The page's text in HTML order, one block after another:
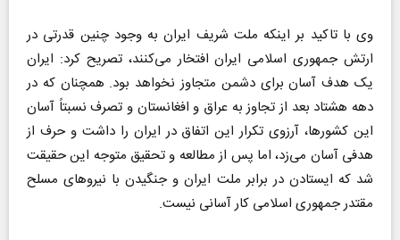
وی با تاکید بر اینکه ملت شریف ایران به وجود چنین قدرتی در
ارتش جمهوری اسلامی ایران افتخار می‌کنند، تصریح کرد: ایران
یک هدف آسان برای دشمن متجاوز نخواهد بود. همچنان که در
دهه هشتاد بعد از تجاوز به عراق و افغانستان و تصرف نسبتاً آسان
این کشورها، آرزوی تکرار این اتفاق در ایران را داشت و حرف از
هدفی آسان می‌زد، اما پس از مطالعه و تحقیق متوجه این حقیقت
شد که ایستادن در برابر ملت ایران و جنگیدن با نیروهای مسلح
مقتدر جمهوری اسلامی کار آسانی نیست.